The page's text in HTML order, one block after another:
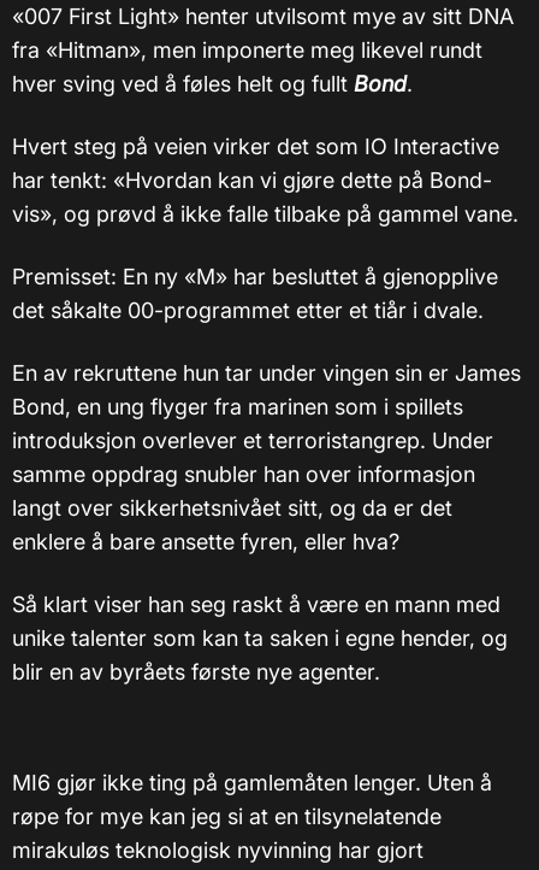
«007 First Light» henter utvilsomt mye av sitt DNA
fra «Hitman», men imponerte meg likevel rundt
hver sving ved å føles helt og fullt Bond.
Hvert steg på veien virker det som IO Interactive
har tenkt: «Hvordan kan vi gjøre dette på Bond-
vis», og prøvd å ikke falle tilbake på gammel vane.
Premisset: En ny «M» har besluttet å gjenopplive
det såkalte 00-programmet etter et tiår i dvale.
En av rekruttene hun tar under vingen sin er James
Bond, en ung flyger fra marinen som i spillets
introduksjon overlever et terroristangrep. Under
samme oppdrag snubler han over informasjon
langt over sikkerhetsnivået sitt, og da er det
enklere å bare ansette fyren, eller hva?
Så klart viser han seg raskt å være en mann med
unike talenter som kan ta saken i egne hender, og
blir en av byråets første nye agenter.
MI6 gjør ikke ting på gamlemåten lenger. Uten å
røpe for mye kan jeg si at en tilsynelatende
mirakuløs teknologisk nyvinning har gjort